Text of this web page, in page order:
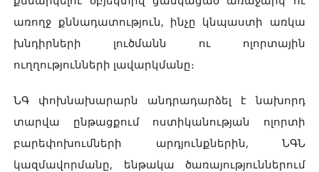
առողջ քննադատություն, ինչը կնպաստի առկա
խնդիրների լուծմանն ու ոլորտային
ուղղությունների լավարկմանը։
ՆԳ փոխնախարարն անդրադարձել է նախորդ
տարվա ընթացքում ոստիկանության ոլորտի
բարեփոխումների արդյունքներին, ՆԳՆ
կազմավորմանը, ենթակա ծառայություններում